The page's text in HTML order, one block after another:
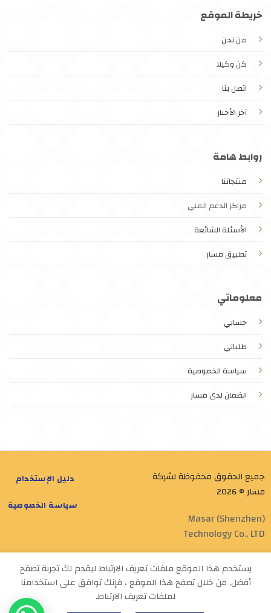
خريطة الموقع
من نحن
كن وكيلا
اتصل بنا
آخر الأخبار
روابط هامة
منتجاتنا
مراكز الدعم الفني
الأسئلة الشائعة
تطبيق مسار
معلوماتي
حسابي
طلباتي
سياسة الخصوصية
الضمان لدى مسار
جميع الحقوق محفوظة لشركة
مسار © 2026
Masar (Shenzhen)
Technology Co., LTD
Designed by Masar Tech
دليل الإستخدام
سياسة الخصوصية
يستخدم هذا الموقع ملفات تعريف الارتباط ليقدم لك تجربة تصفح
أفضل. من خلال تصفح هذا الموقع ، فإنك توافق على استخدامنا
لملفات تعريف الارتباط.